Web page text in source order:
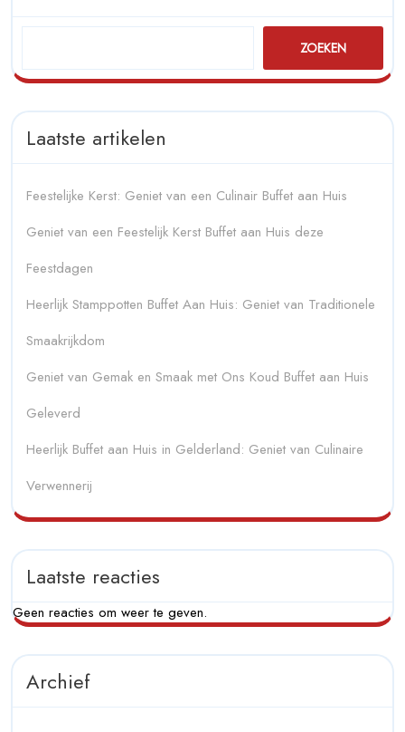
ZOEKEN
Laatste artikelen
Feestelijke Kerst: Geniet van een Culinair Buffet aan Huis
Geniet van een Feestelijk Kerst Buffet aan Huis deze
Feestdagen
Heerlijk Stamppotten Buffet Aan Huis: Geniet van Traditionele
Smaakrijkdom
Geniet van Gemak en Smaak met Ons Koud Buffet aan Huis
Geleverd
Heerlijk Buffet aan Huis in Gelderland: Geniet van Culinaire
Verwennerij
Laatste reacties
Geen reacties om weer te geven.
Archief